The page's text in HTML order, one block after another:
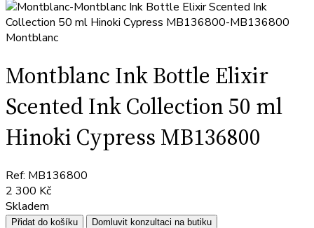
Montblanc
Montblanc Ink Bottle Elixir
Scented Ink Collection 50 ml
Hinoki Cypress MB136800
Ref: MB136800
2 300 Kč
Skladem
Přidat do košíku Domluvit konzultaci na butiku